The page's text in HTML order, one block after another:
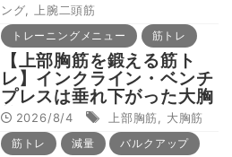
ング
上腕二頭筋
トレーニングメニュー 筋トレ
【上部胸筋を鍛える筋ト
レ】インクライン・ベンチ
プレスは垂れ下がった大胸
筋にしないためにやるべき
種目
2026/8/4 上部胸筋 大胸筋
筋トレ 減量 バルクアップ